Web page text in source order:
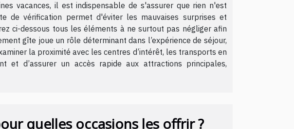
vacances, il est indispensable de s'assurer que rien n'est
de vérification permet d'éviter les mauvaises surprises et
ci-dessous tous les éléments à ne surtout pas négliger afin
gîte joue un rôle déterminant dans l’expérience de séjour,
la proximité avec les centres d’intérêt, les transports en
et d’assurer un accès rapide aux attractions principales,
quelles occasions les offrir ?